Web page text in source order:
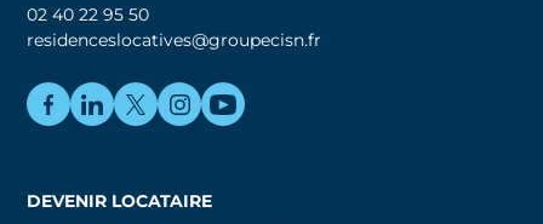
02 40 22 95 50
residenceslocatives@groupecisn.fr
DEVENIR LOCATAIRE